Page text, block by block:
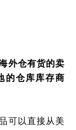
外仓有货的卖
的仓库库存商
可以直接从美